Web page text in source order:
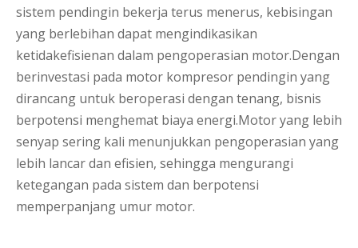
sistem pendingin bekerja terus menerus, kebisingan
yang berlebihan dapat mengindikasikan
ketidakefisienan dalam pengoperasian motor.Dengan
berinvestasi pada motor kompresor pendingin yang
dirancang untuk beroperasi dengan tenang, bisnis
berpotensi menghemat biaya energi.Motor yang lebih
senyap sering kali menunjukkan pengoperasian yang
lebih lancar dan efisien, sehingga mengurangi
ketegangan pada sistem dan berpotensi
memperpanjang umur motor.